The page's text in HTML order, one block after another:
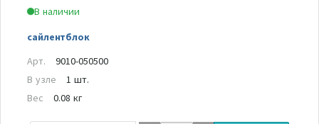
В наличии
сайлентблок
Арт.
9010-050500
В узле
1 шт.
Вес
0.08 кг